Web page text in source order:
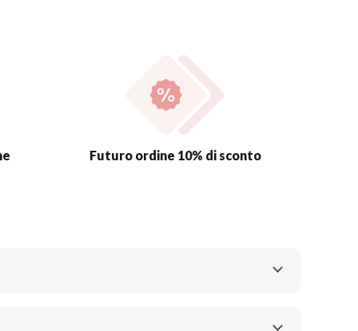
Futuro ordine 10% di sconto